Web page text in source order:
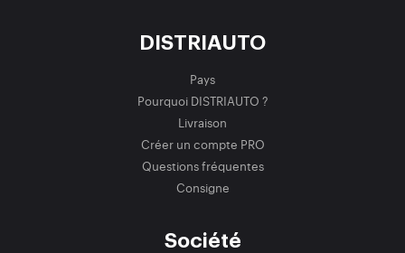
DISTRIAUTO
Pays
Pourquoi DISTRIAUTO ?
Livraison
Créer un compte PRO
Questions fréquentes
Consigne
Société